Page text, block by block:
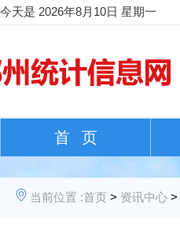
今天是 2026年8月10日 星期一
首 页
当前位置 :首页 > 资讯中心 >